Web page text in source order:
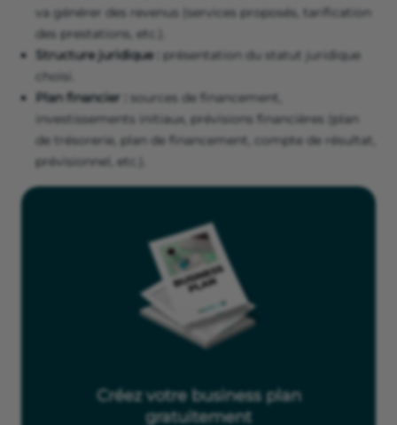
va générer des revenus (services proposés, tarification
des prestations, etc.).
Structure juridique : présentation du statut juridique
choisi.
Plan financier :
sources de financement,
investissements initiaux, prévisions financières (plan
de trésorerie, plan de financement, compte de résultat,
prévisionnel, etc.).
Créez votre business plan
gratuitement